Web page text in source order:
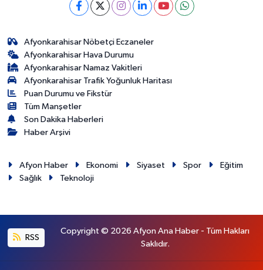
Afyonkarahisar Nöbetçi Eczaneler
Afyonkarahisar Hava Durumu
Afyonkarahisar Namaz Vakitleri
Afyonkarahisar Trafik Yoğunluk Haritası
Puan Durumu ve Fikstür
Tüm Manşetler
Son Dakika Haberleri
Haber Arşivi
Afyon Haber Ekonomi Siyaset Spor
Eğitim
Sağlık
Teknoloji
RSS
Copyright © 2026 Afyon Ana Haber - Tüm Hakları
Saklıdır.